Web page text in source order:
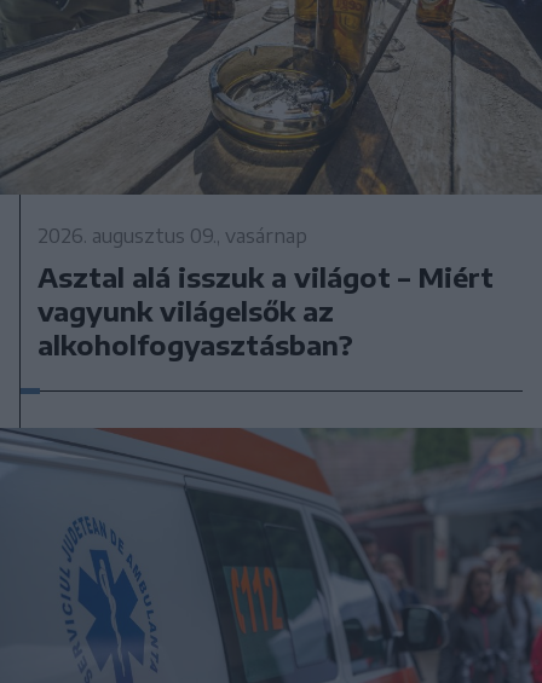
2026. augusztus 09., vasárnap
Asztal alá isszuk a világot – Miért
vagyunk világelsők az
alkoholfogyasztásban?